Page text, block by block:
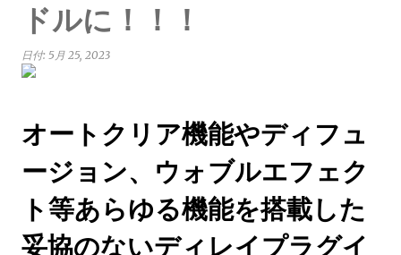
ドルに！！！
日付: 5月 25, 2023
オートクリア機能やディフュ
ージョン、ウォブルエフェク
ト等あらゆる機能を搭載した
妥協のないディレイプラグイ